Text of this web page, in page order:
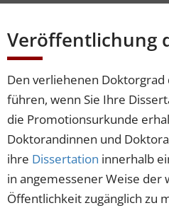
Veröffentlichung
Den verliehenen Doktorgrad
führen, wenn Sie Ihre
die Promotionsurkunde
Doktorandinnen und
ihre Dissertation innerhalb
in angemessener Weise der
Öffentlichkeit zugänglich zu